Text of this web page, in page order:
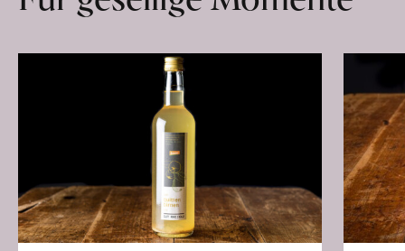
erfahren